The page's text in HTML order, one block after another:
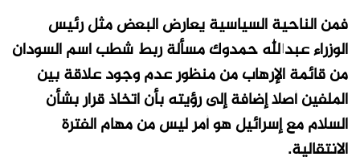
فمن الناحية السياسية يعارض البعض مثل رئيس
الوزراء عبدالله حمدوك مسألة ربط شطب اسم السودان
من قائمة الإرهاب من منظور عدم وجود علاقة بين
الملفين أصلا إضافة إلى رؤيته بأن اتخاذ قرار بشأن
السلام مع إسرائيل هو أمر ليس من مهام الفترة
الانتقالية.